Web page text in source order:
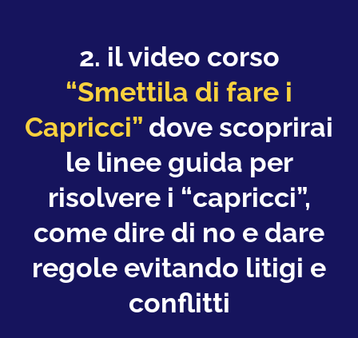
2. il video corso
“Smettila di fare i
Capricci” dove scoprirai
le linee guida per
risolvere i “capricci”,
come dire di no e dare
regole evitando litigi e
conflitti